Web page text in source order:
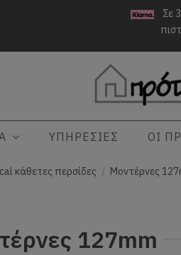
Σε
ΥΠΗΡΕΣΙΕΣ ΟΙ
κάθετες περσίδες Μοντέρνες
127mm